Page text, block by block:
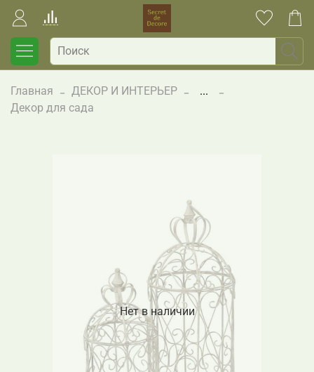
Главная ДЕКОР И ИНТЕРЬЕР
...
Декор для сада
Нет в наличии